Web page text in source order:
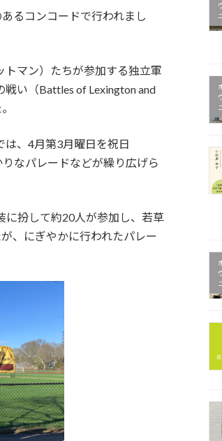
るコンコードで行われまし
マン）たちが参加する独立軍
い（Battles of Lexington and
、4月第3月曜日を祝日
なパレードなどが繰り広げら
に扮して約20人が参加し、若草
、にぎやかに行われたパレー